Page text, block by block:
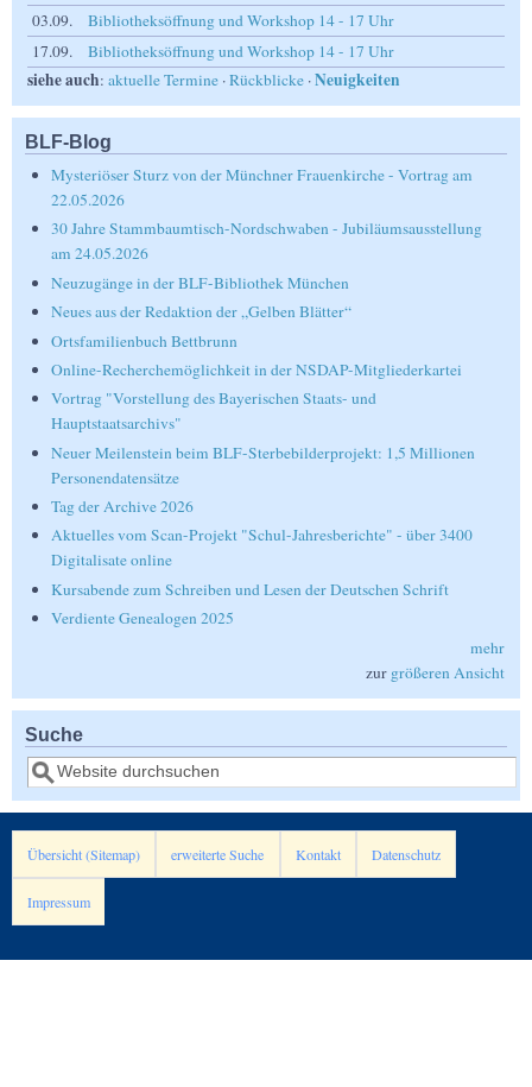
03.09.
Bibliotheksöffnung und Workshop 14 - 17 Uhr
17.09.
Bibliotheksöffnung und Workshop 14 - 17 Uhr
siehe auch: aktuelle Termine ·Rückblicke ·Neuigkeiten
BLF-Blog
Mysteriöser Sturz von der Münchner Frauenkirche - Vortrag am
22.05.2026
30 Jahre Stammbaumtisch-Nordschwaben - Jubiläumsausstellung
am 24.05.2026
Neuzugänge in der BLF-Bibliothek München
Neues aus der Redaktion der „Gelben Blätter“
Ortsfamilienbuch Bettbrunn
Online-Recherchemöglichkeit in der NSDAP-Mitgliederkartei
Vortrag "Vorstellung des Bayerischen Staats- und
Hauptstaatsarchivs"
Neuer Meilenstein beim BLF-Sterbebilderprojekt: 1,5 Millionen
Personendatensätze
Tag der Archive 2026
Aktuelles vom Scan-Projekt "Schul-Jahresberichte" - über 3400
Digitalisate online
Kursabende zum Schreiben und Lesen der Deutschen Schrift
Verdiente Genealogen 2025
mehr
zur größeren Ansicht
Suche
Suche
Übersicht (Sitemap) erweiterte Suche Kontakt Datenschutz
Impressum